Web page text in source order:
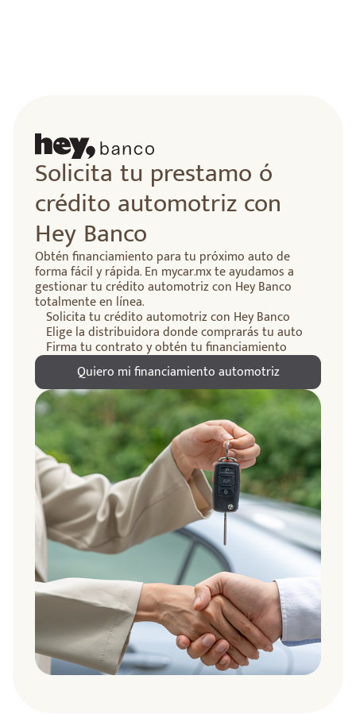
Solicita tu prestamo ó
crédito automotriz con
Hey Banco
Obtén financiamiento para tu próximo auto de
forma fácil y rápida. En mycar.mx te ayudamos a
gestionar tu crédito automotriz con Hey Banco
totalmente en línea.
Solicita tu crédito automotriz con Hey Banco
Elige la distribuidora donde comprarás tu auto
Firma tu contrato y obtén tu financiamiento
Quiero mi financiamiento automotriz